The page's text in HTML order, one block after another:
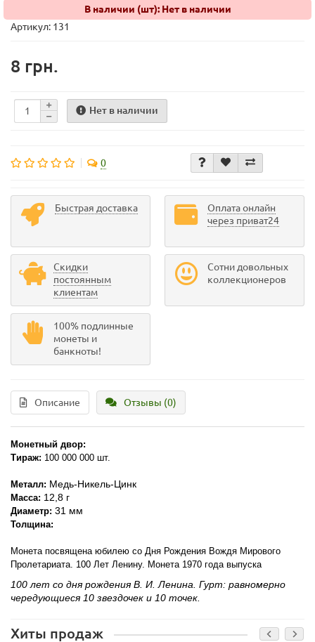
В наличии (шт): Нет в наличии
Артикул: 131
8 грн.
Нет в наличии
0
Быстрая доставка
Оплата онлайн
через приват24
Скидки
постоянным
клиентам
Сотни довольных
коллекционеров
100% подлинные
монеты и
банкноты!
Описание Отзывы (0)
Монетный двор:
Тираж: 100 000 000 шт.
Металл: Медь-Никель-Цинк
Масса: 12,8 г
Диаметр: 31 мм
Толщина:
Монета посвящена юбилею со Дня Рождения Вождя Мирового
Пролетариата. 100 Лет Ленину. Монета 1970 года выпуска
100 лет со дня рождения В. И. Ленина. Гурт: равномерно
чередующиеся 10 звездочек и 10 точек.
Хиты продаж